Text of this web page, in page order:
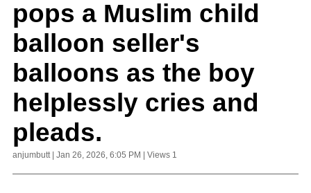
pops a Muslim child
balloon seller's
balloons as the boy
helplessly cries and
pleads.
anjumbutt| Jan 26, 2026, 6:05 PM Views 1